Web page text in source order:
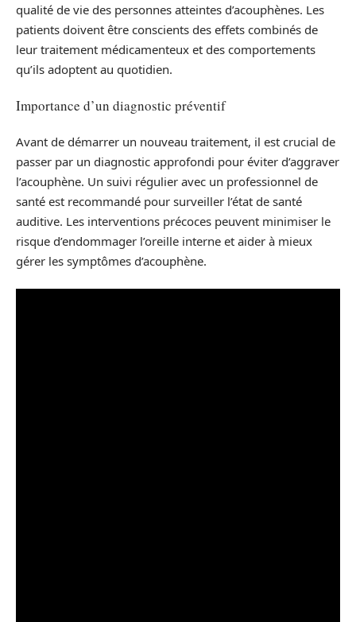
qualité de vie des personnes atteintes d’acouphènes. Les
patients doivent être conscients des effets combinés de
leur traitement médicamenteux et des comportements
qu’ils adoptent au quotidien.
Importance d’un diagnostic préventif
Avant de démarrer un nouveau traitement, il est crucial de
passer par un diagnostic approfondi pour éviter d’aggraver
l’acouphène. Un suivi régulier avec un professionnel de
santé est recommandé pour surveiller l’état de santé
auditive. Les interventions précoces peuvent minimiser le
risque d’endommager l’oreille interne et aider à mieux
gérer les symptômes d’acouphène.